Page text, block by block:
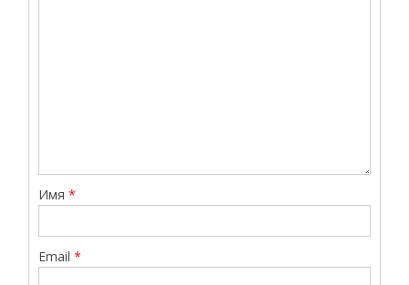
Имя*
Email*